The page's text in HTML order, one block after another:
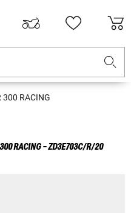
300 RACING
RACING - ZD3E703C/R/20